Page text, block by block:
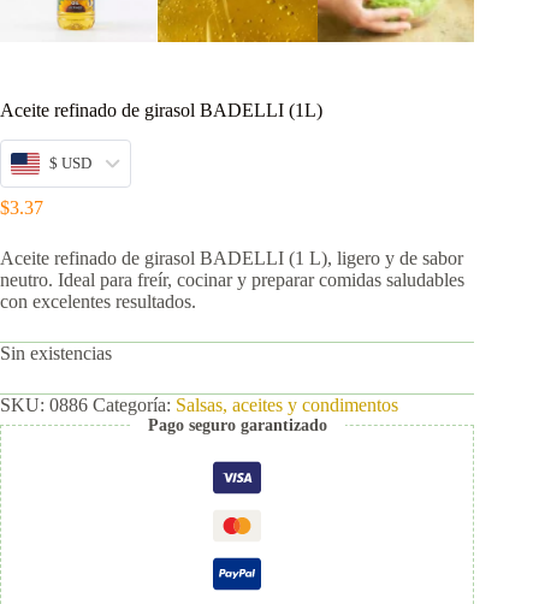
Aceite refinado de girasol BADELLI (1L)
$ USD
$3.37
Aceite refinado de girasol BADELLI (1 L), ligero y de sabor
neutro. Ideal para freír, cocinar y preparar comidas saludables
con excelentes resultados.
Sin existencias
SKU: 0886 Categoría: Salsas, aceites y condimentos
Pago seguro garantizado